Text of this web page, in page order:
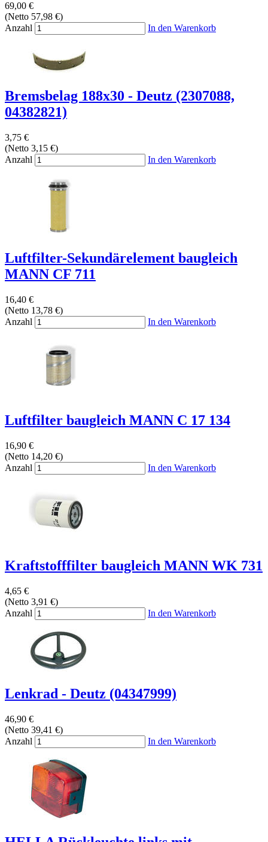
69,00 €
(Netto 57,98 €)
Anzahl
In den Warenkorb
Bremsbelag 188x30 - Deutz (2307088,
04382821)
3,75 €
(Netto 3,15 €)
Anzahl
In den Warenkorb
Luftfilter-Sekundärelement baugleich
MANN CF 711
16,40 €
(Netto 13,78 €)
Anzahl
In den Warenkorb
Luftfilter baugleich MANN C 17 134
16,90 €
(Netto 14,20 €)
Anzahl
In den Warenkorb
Kraftstofffilter baugleich MANN WK 731
4,65 €
(Netto 3,91 €)
Anzahl
In den Warenkorb
Lenkrad - Deutz (04347999)
46,90 €
(Netto 39,41 €)
Anzahl
In den Warenkorb